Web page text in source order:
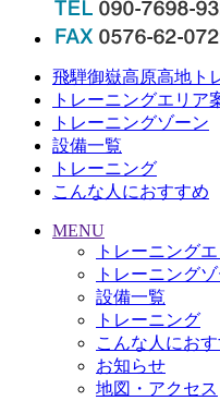
飛騨御嶽高原高地ト
トレーニングエリア
トレーニングゾーン
設備一覧
トレーニング
こんな人におすすめ
MENU
トレーニング
トレーニング
設備一覧
トレーニング
こんな人にお
お知らせ
地図・アクセス